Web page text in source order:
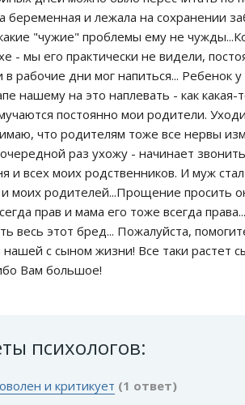
беременная и лежала на сохранении
"чужие" проблемы ему не
- мы его практически не видели,
рабочие дни мог напиться... Ребенок
нашему на это наплевать - как какая-
постоянно мои родители.
что родителям тоже все нервы
раз ухожу - начинает
и всех моих родственников. И муж
и моих родителей...Прощение просить
прав и мама его тоже всегда
весь этот бред... Пожалуйста,
нашей с сыном жизни! Все таки растет
Вам большое!
психологов:
и критикует (1 ответ)